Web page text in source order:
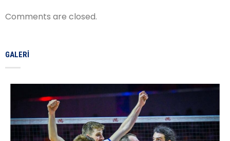
Comments are closed.
GALERI